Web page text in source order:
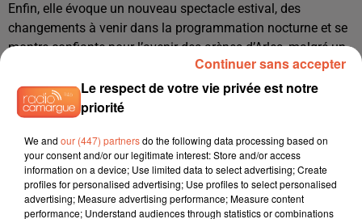
Enfin, elle évoque un nouveau spectacle estival, des
changements à venir dans la programmation nocturne et se
montre confiante pour l’avenir des arènes d’Arles, malgré un
contexte rendu difficile par la météo et le calendrier des
ferias.
Le respect de votre vie privée est notre
priorité
We and our (447) partnersdo the following data processing based on
your consent and/or our legitimate interest: Store and/or access
information on a device; Use limited data to select advertising; Create
profiles for personalised advertising; Use profiles to select personalised
advertising; Measure advertising performance; Measure content
performance; Understand audiences through statistics or combinations
Continuer sans accepter